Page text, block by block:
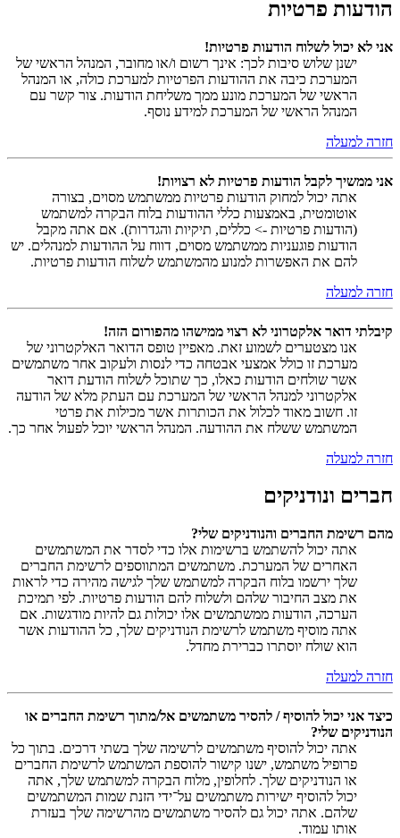
הודעות פרטיות
אני לא יכול לשלוח הודעות פרטיות!
ישנן שלוש סיבות לכך: אינך רשום ו/או מחובר, המנהל הראשי של
המערכת כיבה את ההודעות הפרטיות למערכת כולה, או המנהל
הראשי של המערכת מונע ממך משליחת הודעות. צור קשר עם
המנהל הראשי של המערכת למידע נוסף.
חזרה למעלה
אני ממשיך לקבל הודעות פרטיות לא רצויות!
אתה יכול למחוק הודעות פרטיות ממשתמש מסוים, בצורה
אוטומטית, באמצעות כללי ההודעות בלוח הבקרה למשתמש
(הודעות פרטיות -> כללים, תיקיות והגדרות). אם אתה מקבל
הודעות פוגעניות ממשתמש מסוים, דווח על ההודעות למנהלים. יש
להם את האפשרות למנוע מהמשתמש לשלוח הודעות פרטיות.
חזרה למעלה
קיבלתי דואר אלקטרוני לא רצוי ממישהו מהפורום הזה!
אנו מצטערים לשמוע זאת. מאפיין טופס הדואר האלקטרוני של
מערכת זו כולל אמצעי אבטחה כדי לנסות ולעקוב אחר משתמשים
אשר שולחים הודעות כאלו, כך שתוכל לשלוח הודעת דואר
אלקטרוני למנהל הראשי של המערכת עם העתק מלא של הודעה
זו. חשוב מאוד לכלול את הכותרות אשר מכילות את פרטי
המשתמש ששלח את ההודעה. המנהל הראשי יוכל לפעול אחר כך.
חזרה למעלה
חברים ונודניקים
מהם רשימת החברים והנודניקים שלי?
אתה יכול להשתמש ברשימות אלו כדי לסדר את המשתמשים
האחרים של המערכת. משתמשים המתווספים לרשימת החברים
שלך ירשמו בלוח הבקרה למשתמש שלך לגישה מהירה כדי לראות
את מצב החיבור שלהם ולשלוח להם הודעות פרטיות. לפי תמיכת
הערכה, הודעות ממשתמשים אלו יכולות גם להיות מודגשות. אם
אתה מוסיף משתמש לרשימת הנודניקים שלך, כל ההודעות אשר
הוא שולח יוסתרו כברירת מחדל.
חזרה למעלה
כיצד אני יכול להוסיף / להסיר משתמשים אל/מתוך רשימת החברים או
הנודניקים שלי?
אתה יכול להוסיף משתמשים לרשימה שלך בשתי דרכים. בתוך כל
פרופיל משתמש, ישנו קישור להוספת המשתמש לרשימת החברים
או הנודניקים שלך. לחלופין, מלוח הבקרה למשתמש שלך, אתה
יכול להוסיף ישירות משתמשים על־ידי הזנת שמות המשתמשים
שלהם. אתה יכול גם להסיר משתמשים מהרשימה שלך בעזרת
אותו עמוד.